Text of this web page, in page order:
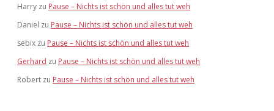
Harry zu Pause – Nichts ist schön und alles tut weh
Daniel zu Pause – Nichts ist schön und alles tut weh
sebix zu Pause – Nichts ist schön und alles tut weh
Gerhard zu Pause – Nichts ist schön und alles tut weh
Robert zu Pause – Nichts ist schön und alles tut weh